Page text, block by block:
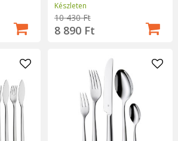
Készleten
10 430 Ft
8 890 Ft